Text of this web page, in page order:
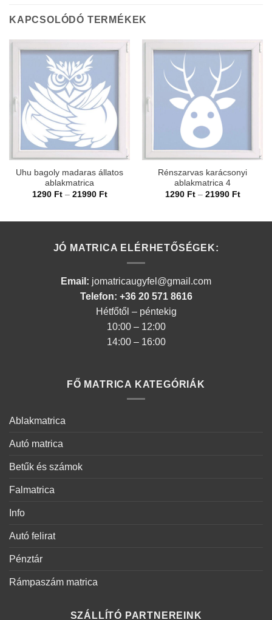
KAPCSOLÓDÓ TERMÉKEK
Uhu bagoly madaras állatos
ablakmatrica
1290 Ft – 21990 FtÁrtartomány:
Rénszarvas karácsonyi
ablakmatrica 4
1290 Ft – 21990 Ft
JÓ MATRICA ELÉRHETŐSÉGEK:
Email: jomatricaugyfel@gmail.com
Telefon: +36 20 571 8616
Hétfőtől – péntekig
10:00 – 12:00
14:00 – 16:00
FŐ MATRICA KATEGÓRIÁK
Ablakmatrica
Autó matrica
Betűk és számok
Falmatrica
Info
Autó felirat
Pénztár
Rámpaszám matrica
SZÁLLÍTÓ PARTNEREINK